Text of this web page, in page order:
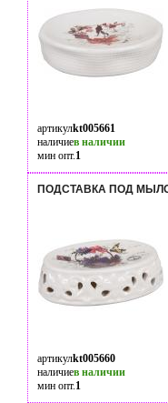
артикулkt005661
наличиев наличии
мин опт.1
ПОДСТАВКА ПОД МЫЛО
артикулkt005660
наличиев наличии
мин опт.1